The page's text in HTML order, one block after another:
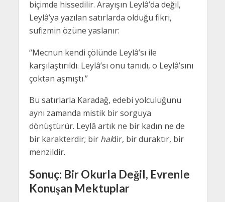
biçimde hissedilir. Arayışın Leylâ’da değil,
Leylâ’ya yazılan satırlarda olduğu fikri,
sufizmin özüne yaslanır:
“Mecnun kendi çölünde Leylâ’sı ile
karşılaştırıldı. Leylâ’sı onu tanıdı, o Leylâ’sını
çoktan aşmıştı.”
Bu satırlarla Karadağ, edebi yolculuğunu
aynı zamanda mistik bir sorguya
dönüştürür. Leylâ artık ne bir kadın ne de
bir karakterdir; bir haldir, bir duraktır, bir
menzildir.
Sonuç: Bir Okurla Değil, Evrenle
Konuşan Mektuplar